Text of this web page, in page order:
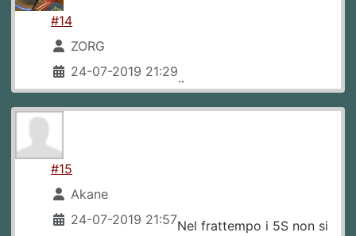
#14
ZORG
24-07-2019 21:29..
#15
Akane
24-07-2019 21:57Nel frattempo i 5S non si